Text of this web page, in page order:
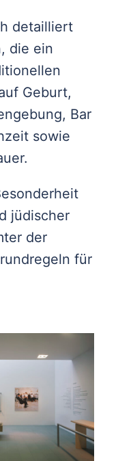
detailliert
die ein
Geburt,
Bar
sowie
jüdischer
der
für